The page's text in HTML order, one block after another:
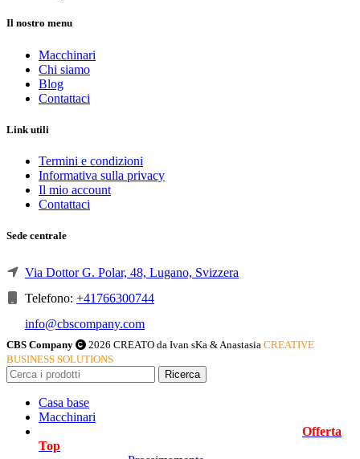
Il nostro menu
Macchinari
Chi siamo
Blog
Contattaci
Link utili
Termini e condizioni
Informativa sulla privacy
Il mio account
Contattaci
Sede centrale
Via Dottor G. Polar, 48, Lugano, Svizzera
Telefono: +41766300744
info@cbscompany.com
CBS Company 2026 CREATO da Ivan sKa & Anastasia CREATIVE
BUSINESS SOLUTIONS
Ricerca
Casa base
Macchinari
Offerta
Top